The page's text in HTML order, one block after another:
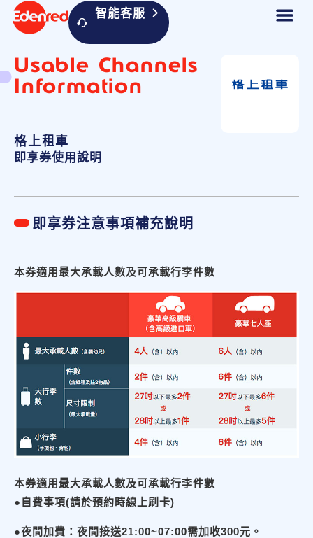
智能客服
Usable Channels
Information
格上租車
即享券使用說明
即享券注意事項補充說明
本券適用最大承載人數及可承載行李件數
本券適用最大承載人數及可承載行李件數
●自費事項(請於預約時線上刷卡)
●夜間加費：夜間接送21:00~07:00需加收300元。